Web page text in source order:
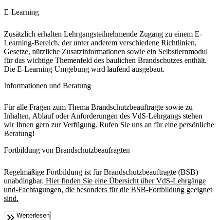
E-Learning
Zusätzlich erhalten Lehrgangsteilnehmende Zugang zu einem E-
Learning-Bereich, der unter anderem verschiedene Richtlinien,
Gesetze, nützliche Zusatzinformationen sowie ein Selbstlernmodul
für das wichtige Themenfeld des baulichen Brandschutzes enthält.
Die E-Learning-Umgebung wird laufend ausgebaut.
Informationen und Beratung
Für alle Fragen zum Thema Brandschutzbeauftragte sowie zu
Inhalten, Ablauf oder Anforderungen des VdS-Lehrgangs stehen
wir Ihnen gern zur Verfügung. Rufen Sie uns an für eine persönliche
Beratung!
Fortbildung von Brandschutzbeaufragten
Regelmäßige Fortbildung ist für Brandschutzbeauftragte (BSB)
unabdingbar. Hier finden Sie eine Übersicht über VdS-Lehrgänge
und-Fachtagungen, die besonders für die BSB-Fortbildung geeignet
sind.
Weiterlesen